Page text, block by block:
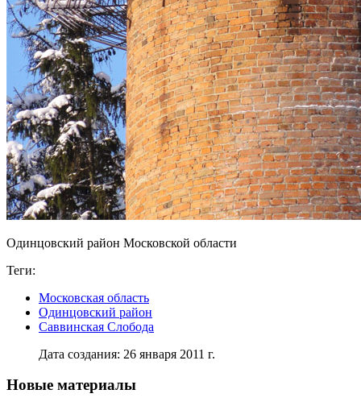
Одинцовский район Московской области
Теги:
Московская область
Одинцовский район
Саввинская Слобода
Дата создания: 26 января 2011 г.
Новые материалы